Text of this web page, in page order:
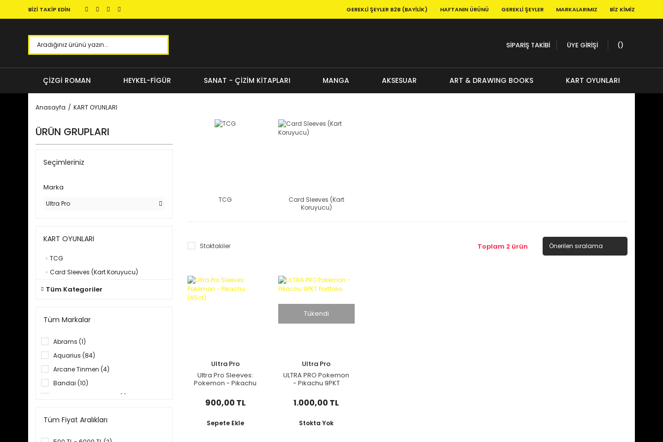
BİZİ TAKİP EDİN GEREKLI ŞEYLER B2B (BAYILIK) HAFTANIN ÜRÜNÜ GEREKLI ŞEYLER MARKALARIMIZ BIZ KIMIZ
SİPARİŞ TAKİBİ ÜYE GİRİŞİ
ÇİZGİ ROMAN HEYKEL-FİGÜR SANAT - ÇİZİM KİTAPLARI MANGA AKSESUAR ART & DRAWING BOOKS KART OYUNLARI
Anasayfa KART OYUNLARI
ÜRÜN GRUPLARI
Seçimleriniz
Marka
Ultra Pro
KART OYUNLARI
TCG
Card Sleeves (Kart Koruyucu)
Tüm Kategoriler
Tüm Markalar
Abrams (1)
Aquarius (84)
Arcane Tinmen (4)
Bandai (10)
becker&mayer! books (1)
Clarkson Potter (1)
Dark Horse (4)
Tüm Fiyat Aralıkları
TCG
Card Sleeves (Kart
Koruyucu)
Stoktakiler Toplam 2 ürün
Ultra Pro
Ultra Pro Sleeves:
Pokemon - Pikachu
900,00 TL
Sepete Ekle
Tükendi
Ultra Pro
ULTRA PRO Pokemon
- Pikachu 9PKT
1.000,00 TL
Stokta Yok